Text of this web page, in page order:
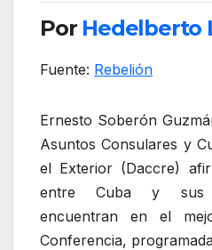
Por Hedelberto
Fuente: Rebelión
Ernesto Soberón
Asuntos Consulares y
el Exterior (Daccre)
entre Cuba y sus
encuentran en el
Conferencia,